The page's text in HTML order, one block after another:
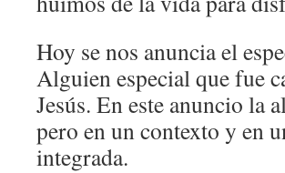
Hoy se nos anuncia el
Alguien especial que fue
Jesús. En este anuncio la
pero en un contexto y en
integrada.